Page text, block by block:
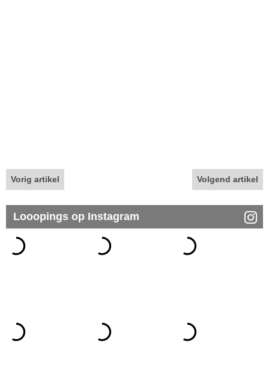
Vorig artikel Volgend artikel
Looopings op Instagram